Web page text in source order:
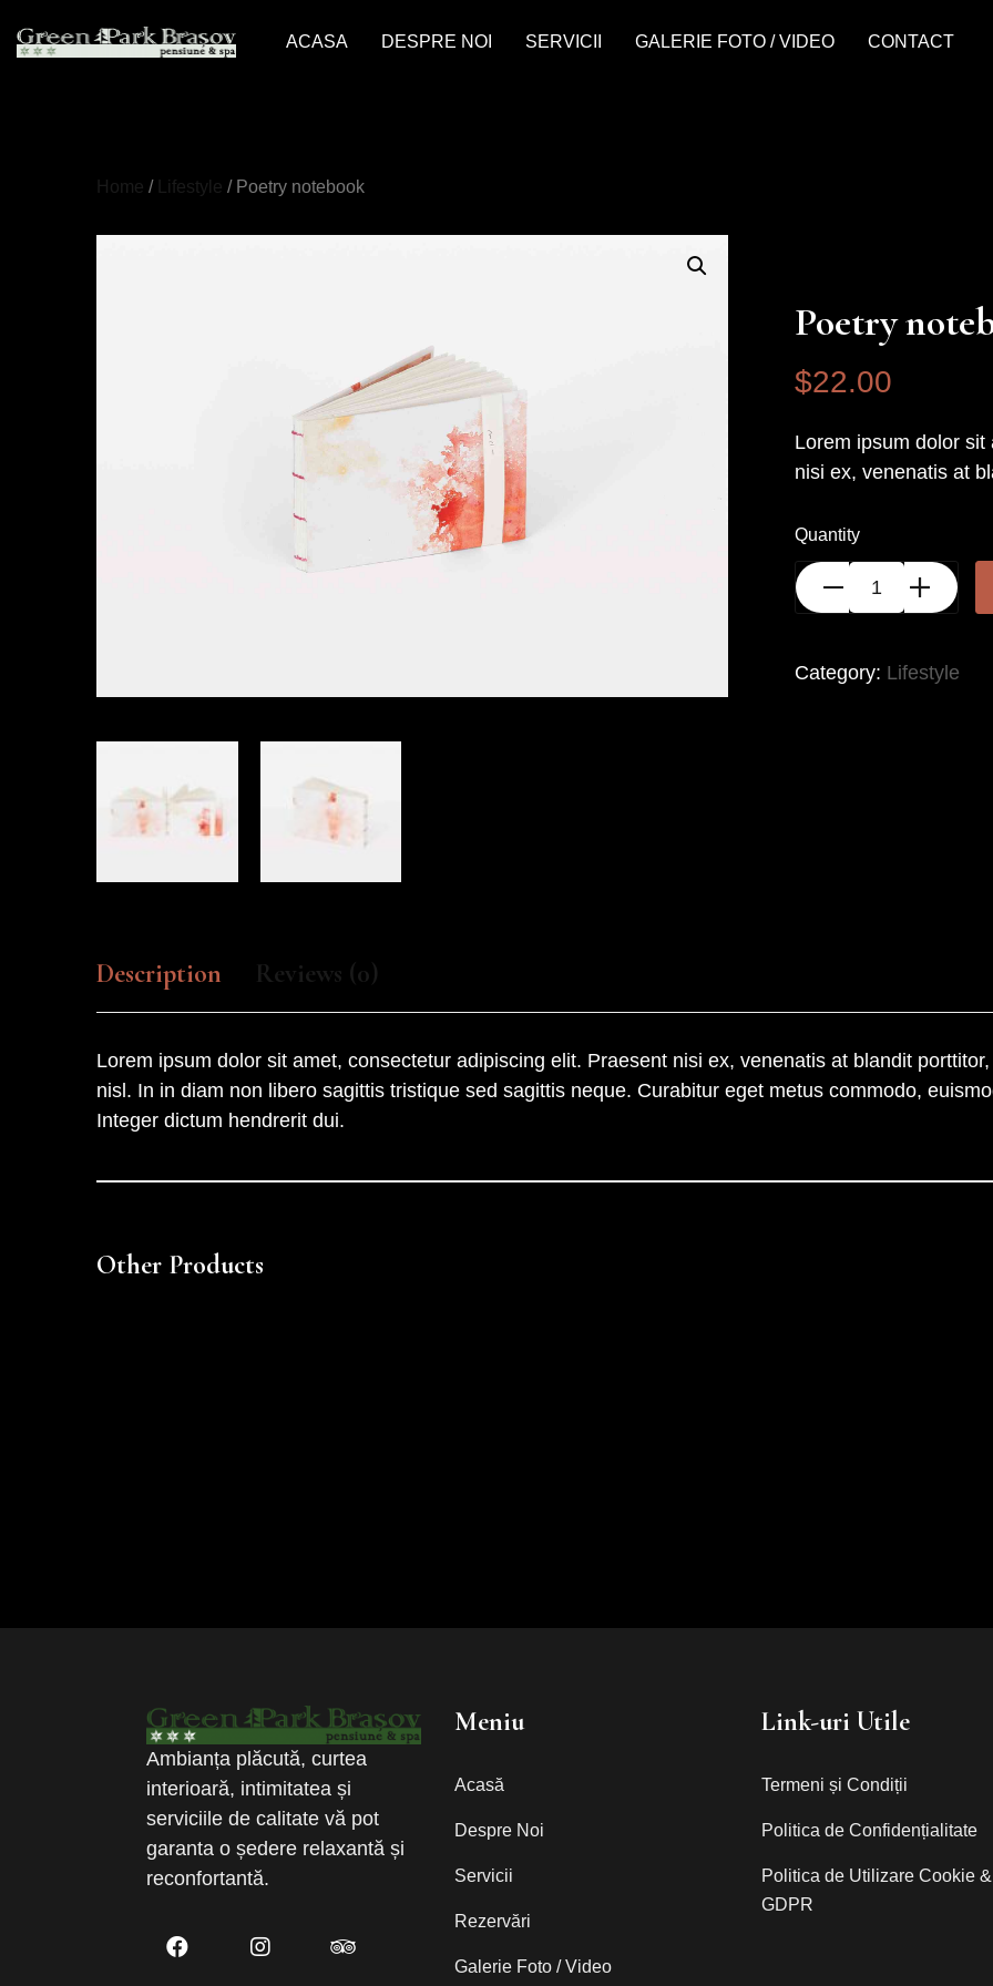
ACASA DESPRE NOI SERVICII GALERIE FOTO / VIDEO CONTACT
Home / Lifestyle / Poetry notebook
Poetry
$22.00
Lorem ipsum dolor
nisi ex, venenatis at
Quantity
Category: Lifestyle
Description Reviews (0)
Lorem ipsum dolor sit amet, consectetur adipiscing elit. Praesent nisi ex, venenatis at blandit
nisl. In in diam non libero sagittis tristique sed sagittis neque. Curabitur eget metus commodo,
Integer dictum hendrerit dui.
Other Products
Ambianța plăcută, curtea
interioară, intimitatea și
serviciile de calitate vă pot
garanta o ședere relaxantă și
reconfortantă.
Meniu
Acasă
Despre Noi
Servicii
Rezervări
Galerie Foto / Video
Link-uri Utile
Termeni și Condiții
Politica de Confidențialitate
Politica de Utilizare Cookie &
GDPR